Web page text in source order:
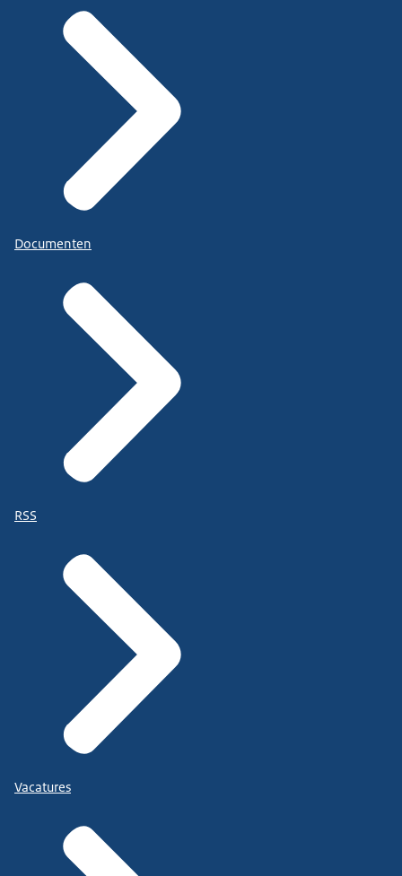
Documenten
RSS
Vacatures